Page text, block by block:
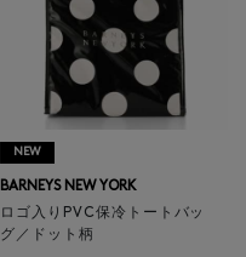
NEW
BARNEYS NEW YORK
ロゴ入りPVC保冷トートバッ
グ／ドット柄